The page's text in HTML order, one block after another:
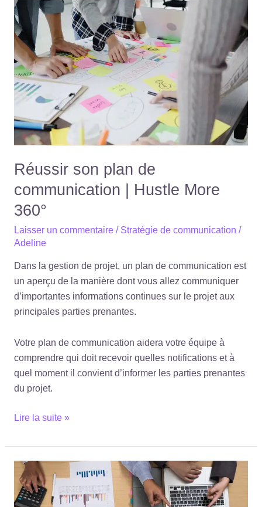
Réussir son plan de
communication | Hustle More
360°
Laisser un commentaire / Stratégie de communication /
Adeline
Dans la gestion de projet, un plan de communication est
un aperçu de la manière dont vous allez communiquer
d’importantes informations continues sur le projet aux
principales parties prenantes.
Votre plan de communication aidera votre équipe à
comprendre qui doit recevoir quelles notifications et à
quel moment il convient d’informer les parties prenantes
du projet.
Réussir
son
plan
de
communication
|
Hustle
360°
Lire la suite »
L’importance
de
l’audit